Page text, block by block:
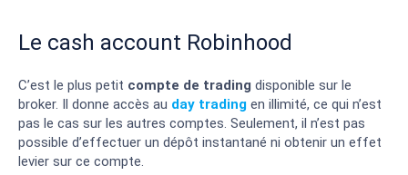
Le cash account Robinhood
C’est le plus petit compte de trading disponible sur le
broker. Il donne accès au day trading en illimité, ce qui n’est
pas le cas sur les autres comptes. Seulement, il n’est pas
possible d’effectuer un dépôt instantané ni obtenir un effet
levier sur ce compte.